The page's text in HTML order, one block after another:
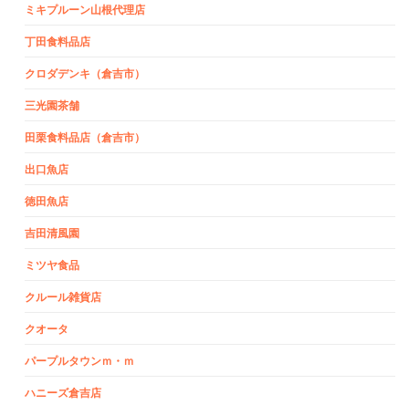
ミキプルーン山根代理店
丁田食料品店
クロダデンキ（倉吉市）
三光園茶舗
田栗食料品店（倉吉市）
出口魚店
徳田魚店
吉田清風園
ミツヤ食品
クルール雑貨店
クオータ
パープルタウンｍ・ｍ
ハニーズ倉吉店